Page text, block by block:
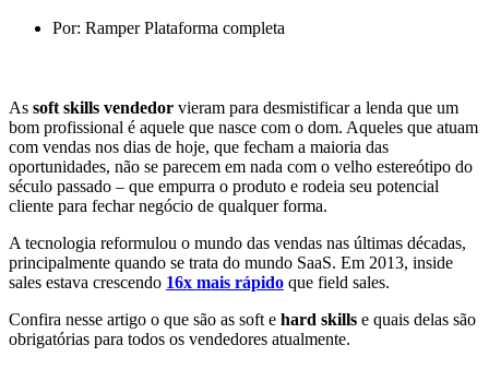
Por: Ramper Plataforma completa
As soft skills vendedor vieram para desmistificar a lenda que um
bom profissional é aquele que nasce com o dom. Aqueles que atuam
com vendas nos dias de hoje, que fecham a maioria das
oportunidades, não se parecem em nada com o velho estereótipo do
século passado – que empurra o produto e rodeia seu potencial
cliente para fechar negócio de qualquer forma.
A tecnologia reformulou o mundo das vendas nas últimas décadas,
principalmente quando se trata do mundo SaaS. Em 2013, inside
sales estava crescendo 16x mais rápido que field sales.
Confira nesse artigo o que são as soft e hard skills e quais delas são
obrigatórias para todos os vendedores atualmente.